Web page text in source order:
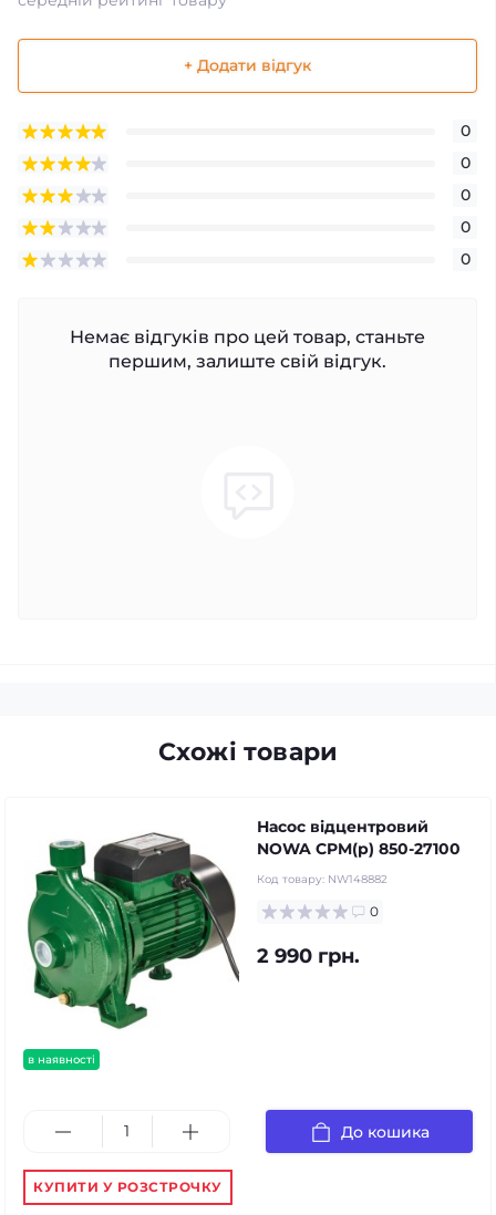
+ Додати відгук
0
0
0
0
0
Немає відгуків про цей товар, станьте
першим, залиште свій відгук.
Схожі товари
в наявності
Насос відцентровий
NOWA CPM(p) 850-27100
Код товару: NW148882
0
2 990 грн.
До кошика
КУПИТИ У РОЗСТРОЧКУ